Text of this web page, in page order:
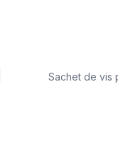
Sachet de vis